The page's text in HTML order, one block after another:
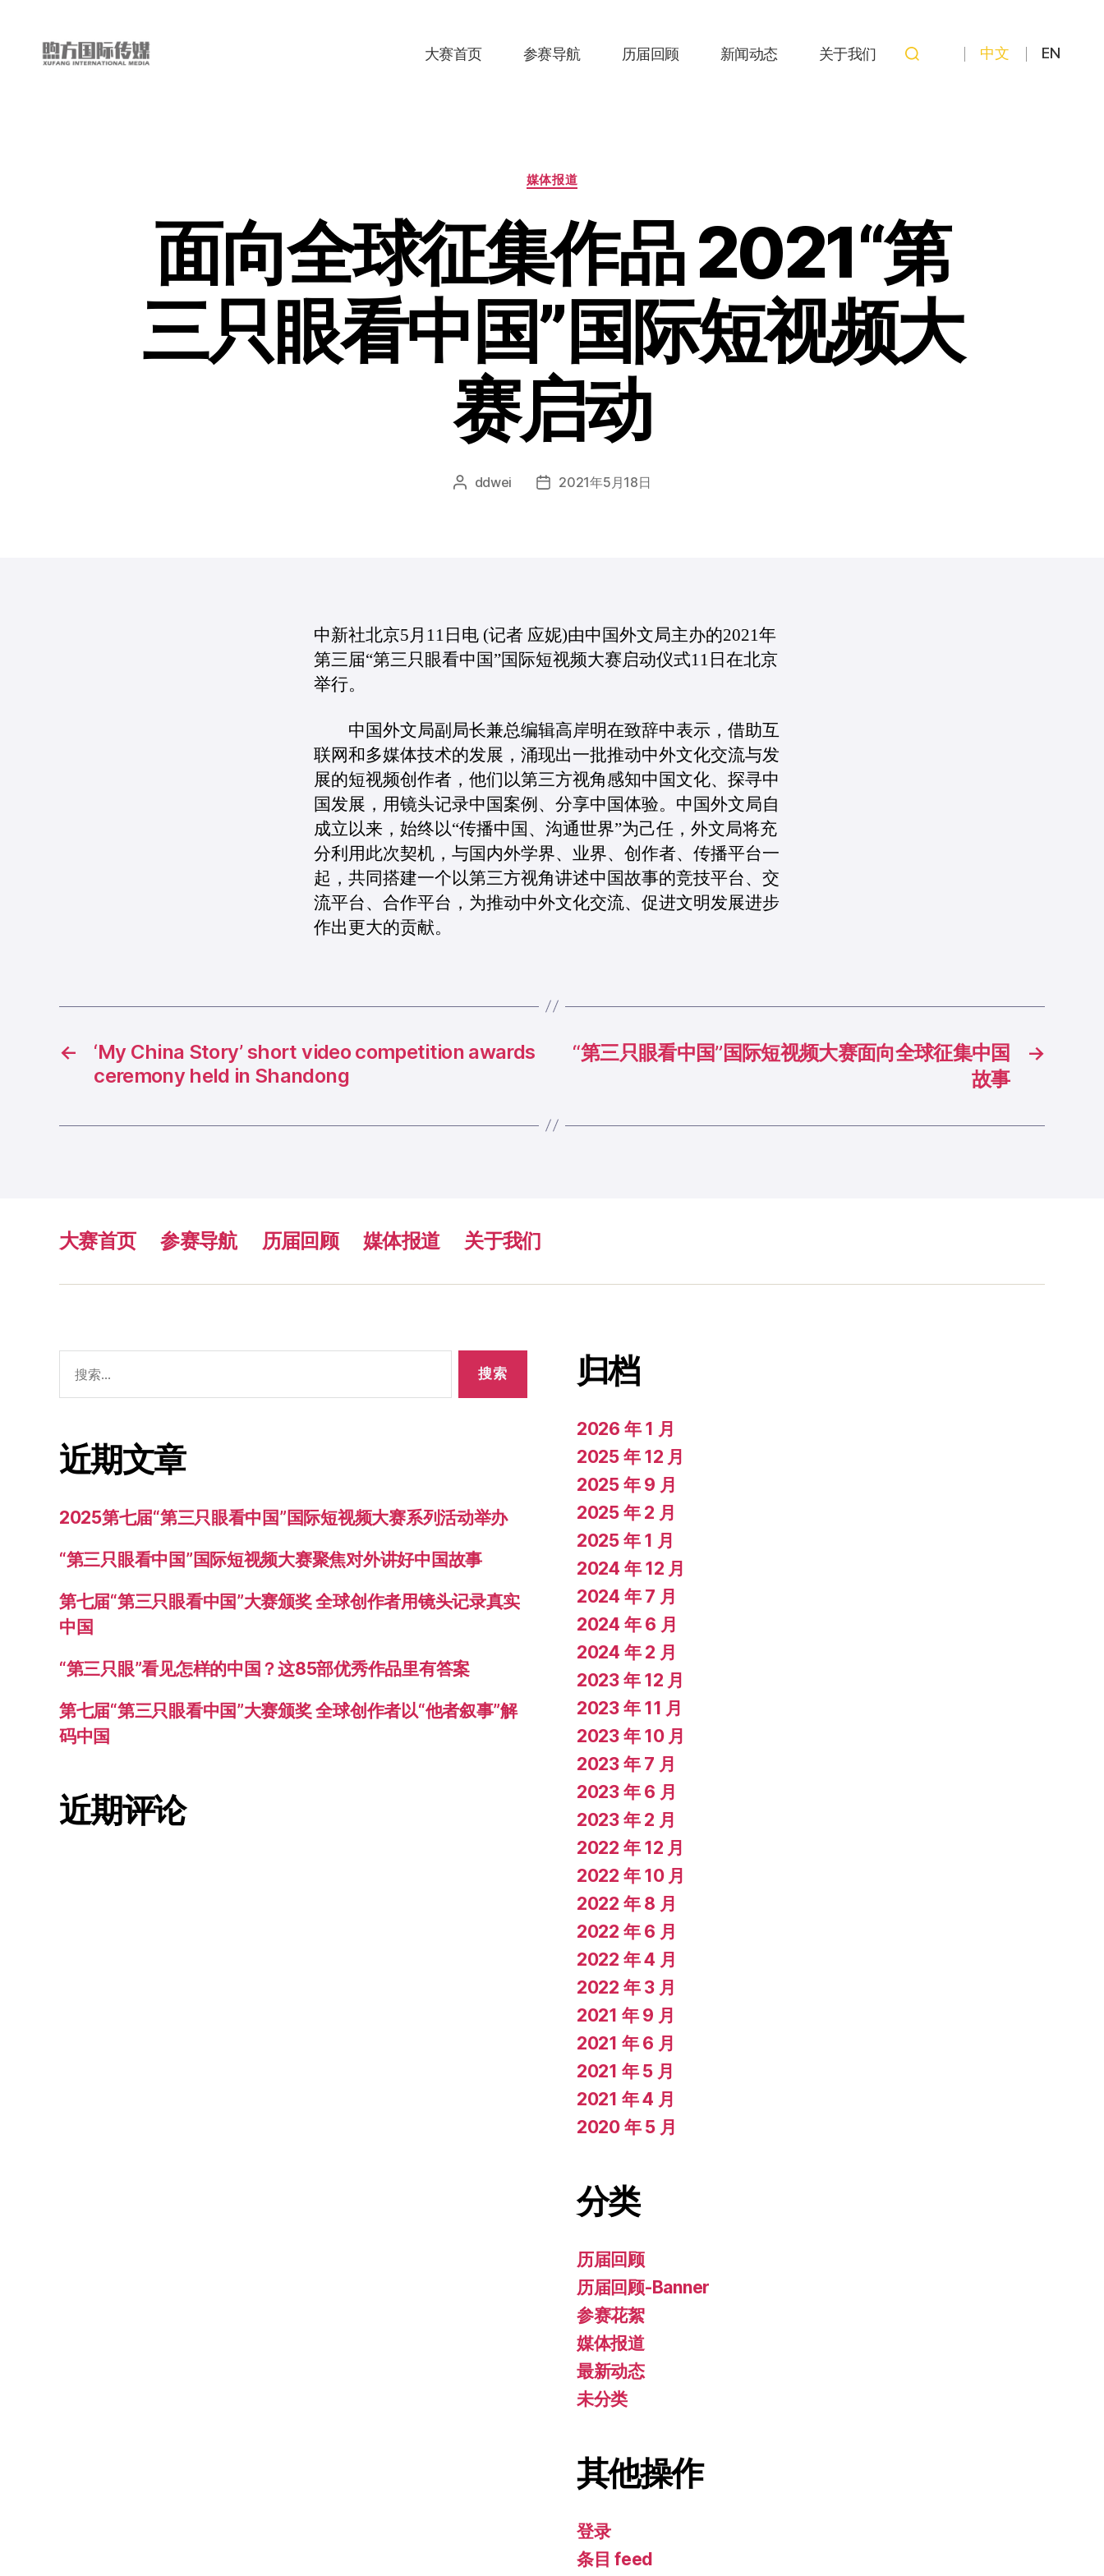
大赛首页 参赛导航 历届回顾 新闻动态 关于我们 中文 EN
分
类
媒体报道
面向全球征集作品 2021“第
三只眼看中国”国际短视频大
赛启动
文 ddwei
发 2021年5月18日
中新社北京5月11日电 (记者 应妮)由中国外文局主办的2021年
第三届“第三只眼看中国”国际短视频大赛启动仪式11日在北京
举行。
中国外文局副局长兼总编辑高岸明在致辞中表示，借助互
联网和多媒体技术的发展，涌现出一批推动中外文化交流与发
展的短视频创作者，他们以第三方视角感知中国文化、探寻中
国发展，用镜头记录中国案例、分享中国体验。中国外文局自
成立以来，始终以“传播中国、沟通世界”为己任，外文局将充
分利用此次契机，与国内外学界、业界、创作者、传播平台一
起，共同搭建一个以第三方视角讲述中国故事的竞技平台、交
流平台、合作平台，为推动中外文化交流、促进文明发展进步
作出更大的贡献。
←
‘My China Story’ short video competition awards
ceremony held in Shandong
→
“第三只眼看中国”国际短视频大赛面向全球征集中国
故事
大赛首页 参赛导航 历届回顾 媒体报道 关于我们
索：
近期文章
2025第七届“第三只眼看中国”国际短视频大赛系列活动举办
“第三只眼看中国”国际短视频大赛聚焦对外讲好中国故事
第七届“第三只眼看中国”大赛颁奖 全球创作者用镜头记录真实
中国
“第三只眼”看见怎样的中国？这85部优秀作品里有答案
第七届“第三只眼看中国”大赛颁奖 全球创作者以“他者叙事”解
码中国
近期评论
归档
2026 年 1 月
2025 年 12 月
2025 年 9 月
2025 年 2 月
2025 年 1 月
2024 年 12 月
2024 年 7 月
2024 年 6 月
2024 年 2 月
2023 年 12 月
2023 年 11 月
2023 年 10 月
2023 年 7 月
2023 年 6 月
2023 年 2 月
2022 年 12 月
2022 年 10 月
2022 年 8 月
2022 年 6 月
2022 年 4 月
2022 年 3 月
2021 年 9 月
2021 年 6 月
2021 年 5 月
2021 年 4 月
2020 年 5 月
分类
历届回顾
历届回顾-Banner
参赛花絮
媒体报道
最新动态
未分类
其他操作
登录
条目 feed